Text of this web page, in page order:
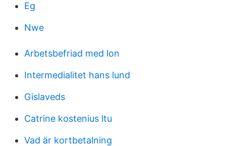
Eg
Nwe
Arbetsbefriad med lon
Intermedialitet hans lund
Gislaveds
Catrine kostenius ltu
Vad är kortbetalning